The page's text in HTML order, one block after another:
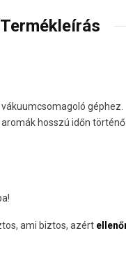
Termékleírás
géphez.
hosszú időn
ami biztos, azért